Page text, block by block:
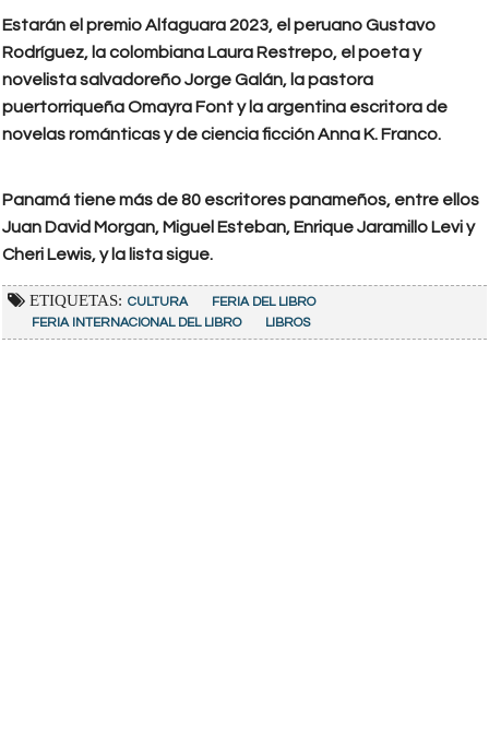
Estarán el premio Alfaguara 2023, el peruano Gustavo
Rodríguez, la colombiana Laura Restrepo, el poeta y
novelista salvadoreño Jorge Galán, la pastora
puertorriqueña Omayra Font y la argentina escritora de
novelas románticas y de ciencia ficción Anna K. Franco.
Panamá tiene más de 80 escritores panameños, entre ellos
Juan David Morgan, Miguel Esteban, Enrique Jaramillo Levi y
Cheri Lewis, y la lista sigue.
ETIQUETAS: CULTURA
FERIA DEL LIBRO
FERIA INTERNACIONAL DEL LIBRO
LIBROS